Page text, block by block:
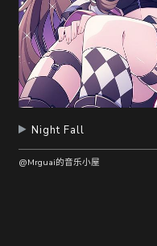
Night Fall
@Mrguai的音乐小屋